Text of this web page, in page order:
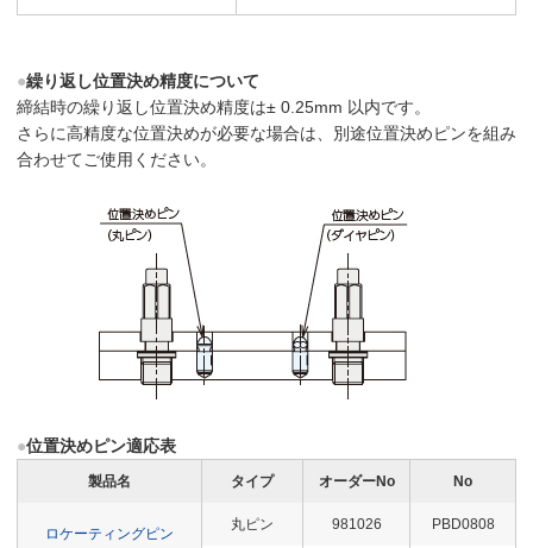
●繰り返し位置決め精度について
締結時の繰り返し位置決め精度は± 0.25mm 以内です。
さらに高精度な位置決めが必要な場合は、別途位置決めピンを組み
合わせてご使用ください。
●位置決めピン適応表
製品名 タイプ オーダーNo No
ロケーティングピン
丸ピン 981026 PBD0808